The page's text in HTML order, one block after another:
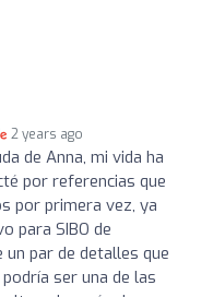
2 years ago
de Anna, mi vida ha
por referencias que
por primera vez, ya
para SIBO de
par de detalles que
ser una de las